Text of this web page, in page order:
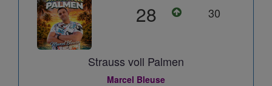
28 30
Strauss voll Palmen
Marcel Bleuse